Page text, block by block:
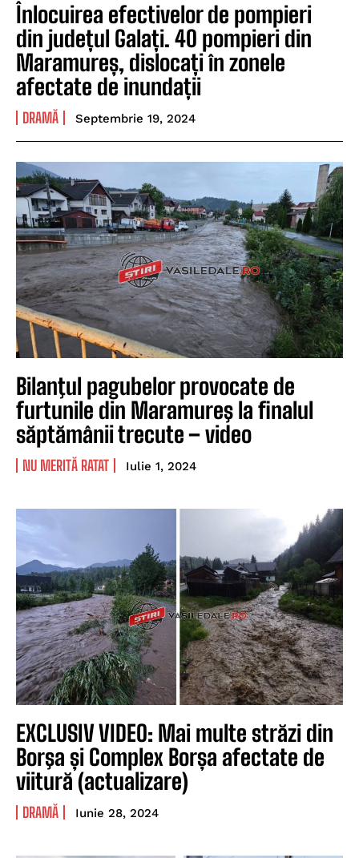
Înlocuirea efectivelor de pompieri
din județul Galați. 40 pompieri din
Maramureș, dislocați în zonele
afectate de inundații
DRAMĂ Septembrie 19, 2024
Bilanţul pagubelor provocate de
furtunile din Maramureş la finalul
săptămânii trecute – video
NU MERITĂ RATAT Iulie 1, 2024
EXCLUSIV VIDEO: Mai multe străzi din
Borşa și Complex Borșa afectate de
viitură (actualizare)
DRAMĂ Iunie 28, 2024